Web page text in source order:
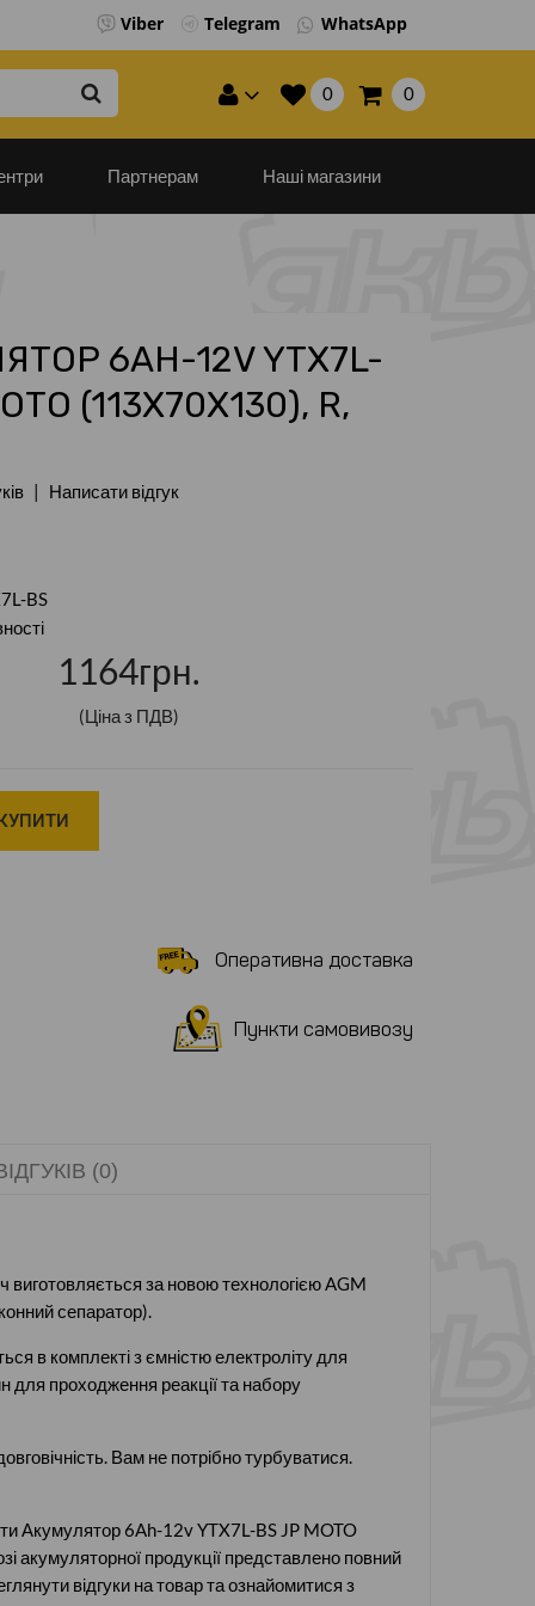
Viber Telegram WhatsApp
0 0
Партнерам Наші магазини
6AH-12V YTX7L-
(113Х70Х130), R,
Написати відгук
BS
1164грн.
(Ціна з ПДВ)
Оперативна доставка
Пункти самовивозу
(0)
за новою технологією AGM
сепаратор).
в комплекті з ємністю електроліту для
для проходження реакції та набору
Вам не потрібно турбуватися.
Акумулятор 6Ah-12v YTX7L-BS JP MOTO
акумуляторної продукції представлено повний
відгуки на товар та ознайомитися з
×